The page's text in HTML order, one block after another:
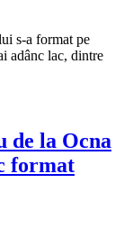
s-a format pe
adânc lac, dintre
de la Ocna
format